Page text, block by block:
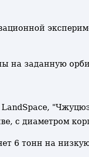
на заданную
с диаметром
6 тонн на